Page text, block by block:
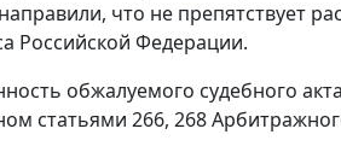
что не препятствует
Российской Федерации.
обжалуемого судебного
статьями 266, 268